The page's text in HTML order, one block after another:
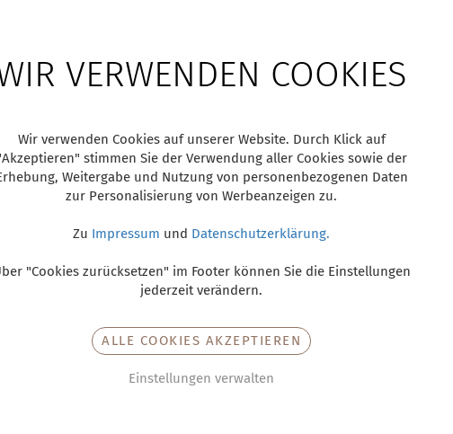
VERWENDEN COOKIES
Wir verwenden Cookies auf unserer Website. Durch Klick auf
stimmen Sie der Verwendung aller Cookies sowie der
Weitergabe und Nutzung von personenbezogenen Daten
zur Personalisierung von Werbeanzeigen zu.
Zu Impressum und Datenschutzerklärung.
"Cookies zurücksetzen" im Footer können Sie die Einstellungen
jederzeit verändern.
ALLE COOKIES AKZEPTIEREN
Einstellungen verwalten